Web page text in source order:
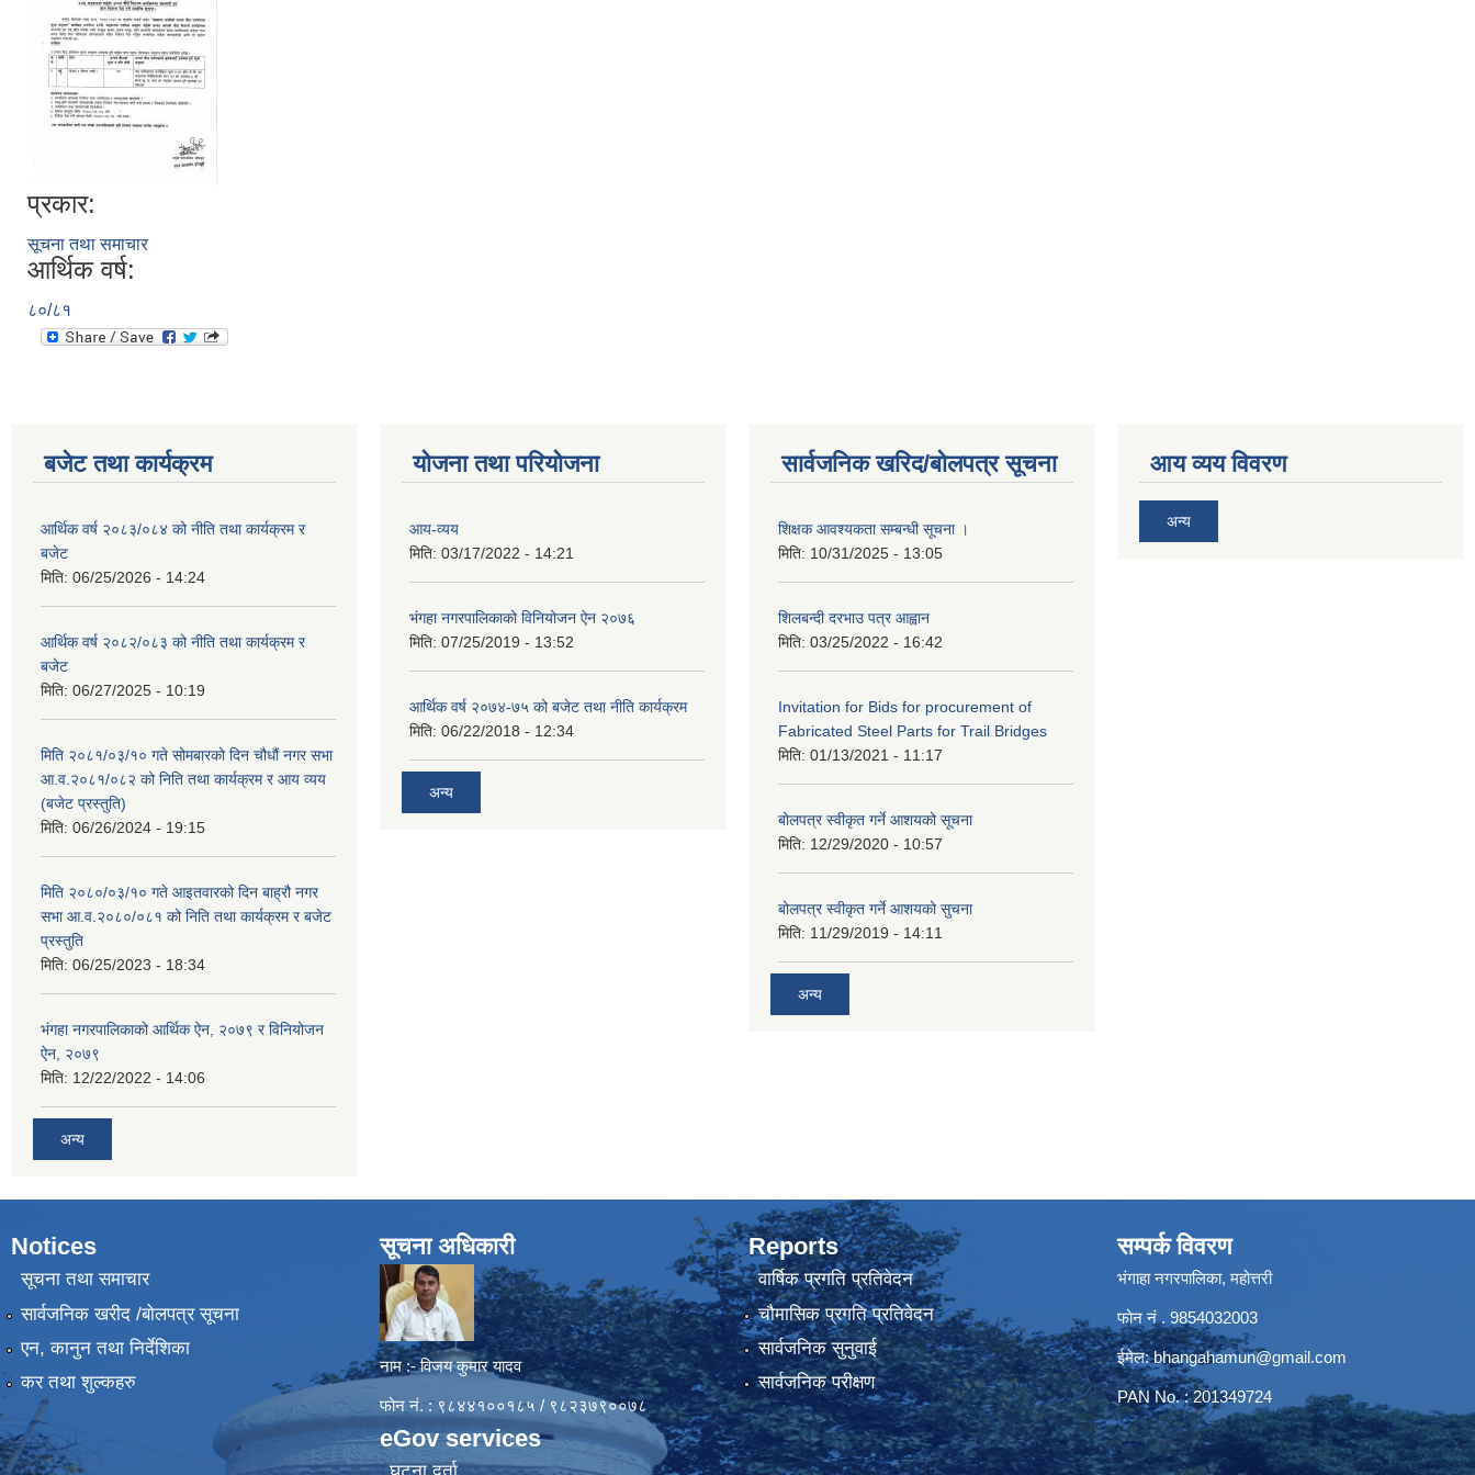
प्रकार:
सूचना तथा समाचार
आर्थिक वर्ष:
८०/८१
बजेट तथा कार्यक्रम
आर्थिक वर्ष २०८३/०८४ को नीति तथा कार्यक्रम र
बजेट
मिति: 06/25/2026 - 14:24
आर्थिक वर्ष २०८२/०८३ को नीति तथा कार्यक्रम र
बजेट
मिति: 06/27/2025 - 10:19
मिति २०८१/०३/१० गते सोमबारको दिन चौधौं नगर सभा
आ.व.२०८१/०८२ को निति तथा कार्यक्रम र आय व्यय
(बजेट प्रस्तुति)
मिति: 06/26/2024 - 19:15
मिति २०८०/०३/१० गते आइतवारको दिन बाह्रौ नगर
सभा आ.व.२०८०/०८१ को निति तथा कार्यक्रम र बजेट
प्रस्तुति
मिति: 06/25/2023 - 18:34
भंगहा नगरपालिकाको आर्थिक ऐन, २०७९ र विनियोजन
ऐन, २०७९
मिति: 12/22/2022 - 14:06
अन्य
योजना तथा परियोजना
आय-व्यय
मिति: 03/17/2022 - 14:21
भंगहा नगरपालिकाको विनियोजन ऐन २०७६
मिति: 07/25/2019 - 13:52
आर्थिक वर्ष २०७४-७५ को बजेट तथा नीति कार्यक्रम
मिति: 06/22/2018 - 12:34
अन्य
सार्वजनिक खरिद/बोलपत्र सूचना
शिक्षक आवश्यकता सम्बन्धी सूचना ।
मिति: 10/31/2025 - 13:05
शिलबन्दी दरभाउ पत्र आह्वान
मिति: 03/25/2022 - 16:42
Invitation for Bids for procurement of
Fabricated Steel Parts for Trail Bridges
मिति: 01/13/2021 - 11:17
बोलपत्र स्वीकृत गर्ने आशयको सूचना
मिति: 12/29/2020 - 10:57
बोलपत्र स्वीकृत गर्ने आशयको सुचना
मिति: 11/29/2019 - 14:11
अन्य
आय व्यय विवरण
अन्य
Notices
सूचना तथा समाचार
सार्वजनिक खरीद /बोलपत्र सूचना
एन, कानुन तथा निर्देशिका
कर तथा शुल्कहरु
सूचना अधिकारी
नाम :- विजय कुमार यादव
फोन नं. : ९८४४१००१८५ / ९८२३७९००७८
eGov services
Reports
वार्षिक प्रगति प्रतिवेदन
चौमासिक प्रगति प्रतिवेदन
सार्वजनिक सुनुवाई
सार्वजनिक परीक्षण
सम्पर्क विवरण
भंगाहा नगरपालिका, महोत्तरी
फोन नं . 9854032003
ईमेल:bhangahamun@gmail.com
PAN No. : 201349724